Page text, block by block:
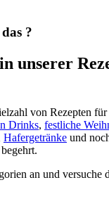
?
unserer
von Rezepten für
Drinks, festliche
Hafergetränke und
an und versuche